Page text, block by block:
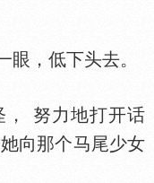
，低下头去。
努力地打开话
向那个马尾少女